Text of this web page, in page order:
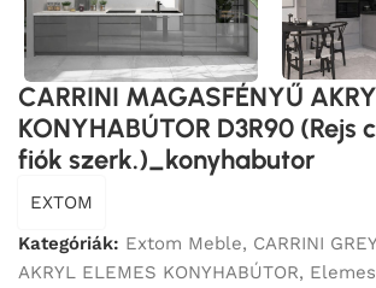
CARRINI MAGASFÉNYŰ
KONYHABÚTOR D3R90
fiók szerk.)_konyhabutor
EXTOM
Kategóriák: Extom Meble, CARRINI
AKRYL ELEMES KONYHABÚTOR,